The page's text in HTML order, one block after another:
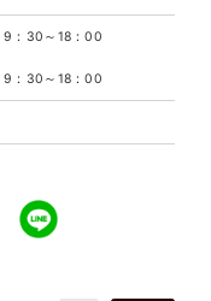
9：30～18：00
9：30～18：00